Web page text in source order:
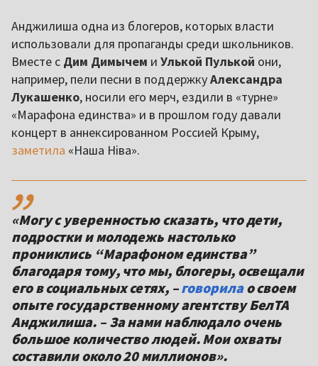
Анджилиша одна из блогеров, которых власти
использовали для пропаганды среди школьников.
Вместе с Дим Димычем и Улькой Пулькой они,
например, пели песни в поддержкуАлександра
Лукашенко, носили его мерч, ездили в «турне»
«Марафона единства» и в прошлом году давали
концерт в аннексированном Россией Крыму,
заметила «Наша Ніва».
,,
«Могу с уверенностью сказать, что дети,
подростки и молодежь настолько
прониклись “Марафоном единства”
благодаря тому, что мы, блогеры, освещали
его в социальных сетях, –говорилао своем
опыте государственному агентству БелТА
Анджилиша. – За нами наблюдало очень
большое количество людей. Мои охваты
составили около 20 миллионов».